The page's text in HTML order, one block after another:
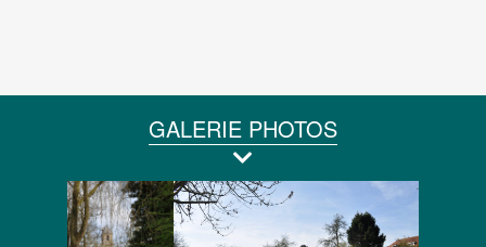
GALERIE PHOTOS